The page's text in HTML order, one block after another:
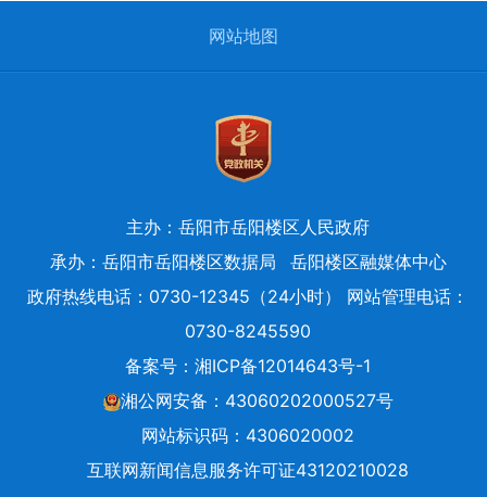
网站地图
主办：岳阳市岳阳楼区人民政府
承办：岳阳市岳阳楼区数据局
岳阳楼区融媒体中心
政府热线电话：0730-12345（24小时） 网站管理电话：
0730-8245590
备案号： 湘ICP备12014643号-1
湘公网安备：43060202000527号
网站标识码：4306020002
互联网新闻信息服务许可证43120210028